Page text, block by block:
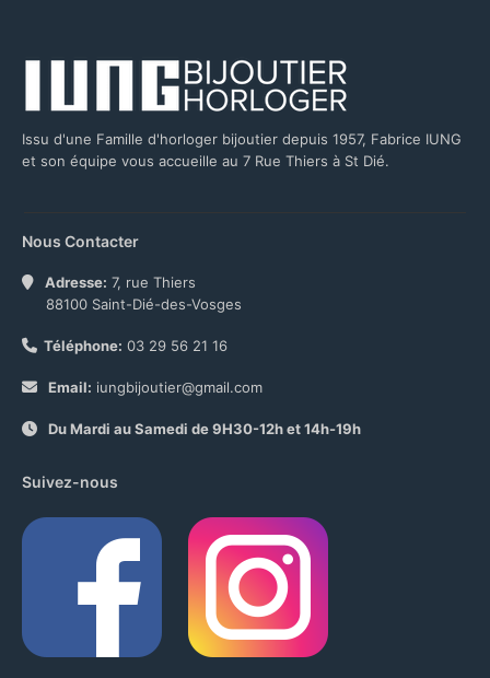
Issu d'une Famille d'horloger bijoutier depuis 1957, Fabrice IUNG
et son équipe vous accueille au 7 Rue Thiers à St Dié.
Nous Contacter
Adresse: 7, rue Thiers
88100 Saint-Dié-des-Vosges
Téléphone: 03 29 56 21 16
Email: iungbijoutier@gmail.com
Du Mardi au Samedi de 9H30-12h et 14h-19h
Suivez-nous